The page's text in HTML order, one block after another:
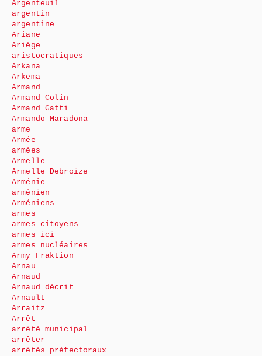
Argenteuil
argentin
argentine
Ariane
Ariège
aristocratiques
Arkana
Arkema
Armand
Armand Colin
Armand Gatti
Armando Maradona
arme
Armée
armées
Armelle
Armelle Debroize
Arménie
arménien
Arméniens
armes
armes citoyens
armes ici
armes nucléaires
Army Fraktion
Arnau
Arnaud
Arnaud décrit
Arnault
Arraitz
Arrêt
arrêté municipal
arrêter
arrêtés préfectoraux